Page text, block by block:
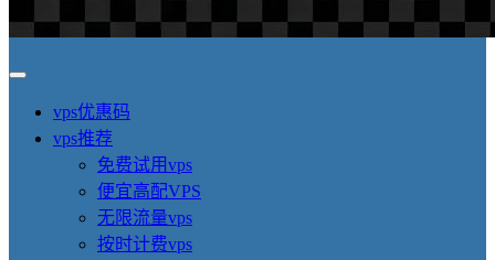
vps优惠码
vps推荐
免费试用vps
便宜高配VPS
无限流量vps
按时计费vps